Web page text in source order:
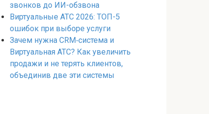
звонков до ИИ-обзвона
Виртуальные АТС 2026: ТОП-5
ошибок при выборе услуги
Зачем нужна CRM‑система и
Виртуальная АТС? Как увеличить
продажи и не терять клиентов,
объединив две эти системы